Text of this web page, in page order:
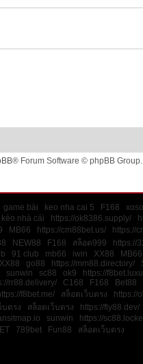
® Forum Software © phpBB Group.
game bài keo nha cai 5 F168
nhà cái https://ok8386.supply/
MB66 https://cm88bet.us/ https://
NEW88 F168 สล็อต999 https://
91 club mb66 iwin XX88 MB66
XX88 go88 https://mm88.directory/
sunwin sc88 ok9 https://
rr88.delivery/ C168 F168 Bet88
f8bet.me/ สล็อตเว็บตรง https://
บตรง สล็อตเว็บตรง https://fly88.dev/
sunwin https://
789bet Fun88 สล็อตเว็บตรง